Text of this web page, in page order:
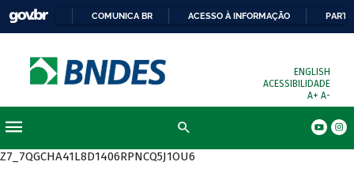
COMUNICA BR ACESSO À INFORMAÇÃO
ENGLISH
ACESSIBILIDADE
A+ A-
Z7_7QGCHA41L8D1406RPNCQ5J1OU6